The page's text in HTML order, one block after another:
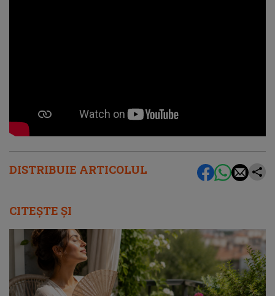
DISTRIBUIE ARTICOLUL
CITEȘTE ȘI